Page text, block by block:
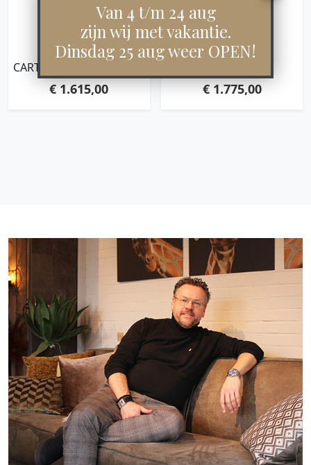
CARTEL LIVING – NOMAD
€1.615,00 €1.775,00
Van 4 t/m 24 aug
zijn wij met vakantie.
Dinsdag 25 aug weer OPEN!